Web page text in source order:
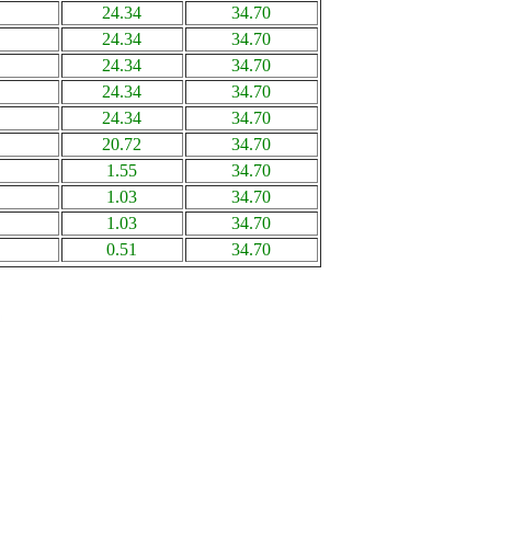
24.34
34.70
24.34
34.70
24.34
34.70
24.34
34.70
24.34
34.70
20.72
34.70
1.55
34.70
1.03
34.70
1.03
34.70
0.51 34.70